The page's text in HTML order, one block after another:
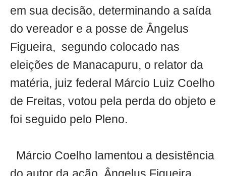
em sua decisão, determinando a saída
do vereador e a posse de Ângelus
Figueira, segundo colocado nas
eleições de Manacapuru, o relator da
matéria, juiz federal Márcio Luiz Coelho
de Freitas, votou pela perda do objeto e
foi seguido pelo Pleno.
Márcio Coelho lamentou a desistência